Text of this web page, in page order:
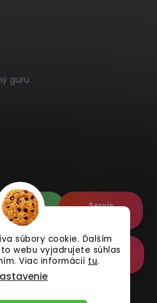
súbory cookie. Ďalším
webu vyjadrujete súhlas
Viac informácií tu.
guru
Apple's
Servis
Online
Reklamácia